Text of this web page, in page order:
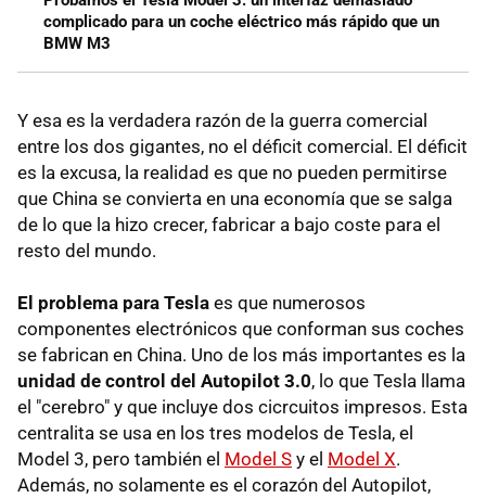
complicado para un coche eléctrico más rápido que un
BMW M3
Y esa es la verdadera razón de la guerra comercial
entre los dos gigantes, no el déficit comercial. El déficit
es la excusa, la realidad es que no pueden permitirse
que China se convierta en una economía que se salga
de lo que la hizo crecer, fabricar a bajo coste para el
resto del mundo.
El problema para Tesla es que numerosos
componentes electrónicos que conforman sus coches
se fabrican en China. Uno de los más importantes es la
unidad de control del Autopilot 3.0, lo que Tesla llama
el "cerebro" y que incluye dos cicrcuitos impresos. Esta
centralita se usa en los tres modelos de Tesla, el
Model 3, pero también el Model S y el Model X.
Además, no solamente es el corazón del Autopilot,